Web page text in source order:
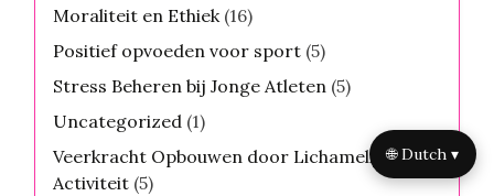
Moraliteit en Ethiek (16)
Positief opvoeden voor sport (5)
Stress Beheren bij Jonge Atleten (5)
Uncategorized (1)
Veerkracht Opbouwen door Lichamelijke
Activiteit (5)
🌐 Dutch ▾